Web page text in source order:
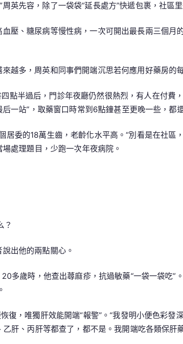
英先容，除了一袋袋“延長處方”快遞包裹，社區里
壓、糖尿病等慢性病，一次可開出最長兩三個月
越多，周英和同事們開端沉思若何應用好藥房的
點半過后，門診年夜廳仍然很熱烈，有人在付費
一站”，取藥窗口時常到6點鐘甚至更晚一些，都
委的18萬生齒，老齡化水平高。“別看是在社區
處理題目，少跑一次年夜病院。
？
出他的兩點關心。
多歲時，他查出蕁麻疹，抗過敏藥“一袋一袋吃”
復，唯獨肝效能開端“報警”。“我發明小便色彩
肝、丙肝等都查了，都不是。我開端吃各類保